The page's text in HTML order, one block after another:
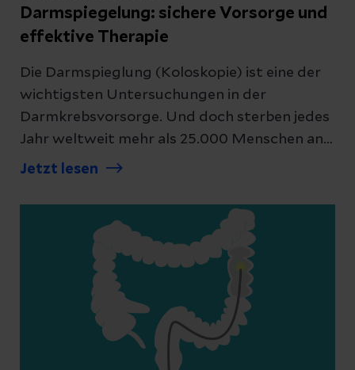
Darmspiegelung: sichere Vorsorge und
effektive Therapie
Die Darmspieglung (Koloskopie) ist eine der
wichtigsten Untersuchungen in der
Darmkrebsvorsorge. Und doch sterben jedes
Jahr weltweit mehr als 25.000 Menschen an
den Folgen von Darmkrebs. Wir erklären, was
warum sie als Vorsorge so wichtig ist.
Jetzt lesen